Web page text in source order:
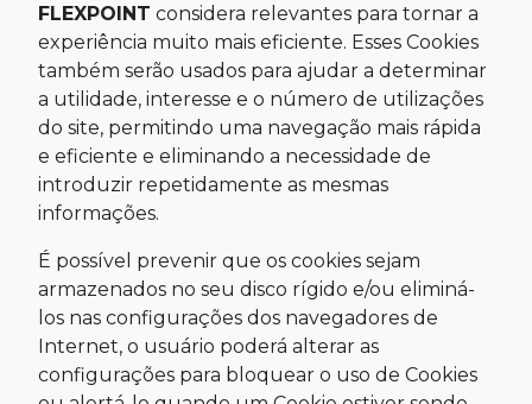
FLEXPOINT considera relevantes para tornar a
experiência muito mais eficiente. Esses Cookies
também serão usados para ajudar a determinar
a utilidade, interesse e o número de utilizações
do site, permitindo uma navegação mais rápida
e eficiente e eliminando a necessidade de
introduzir repetidamente as mesmas
informações.
É possível prevenir que os cookies sejam
armazenados no seu disco rígido e/ou eliminá-
los nas configurações dos navegadores de
Internet, o usuário poderá alterar as
configurações para bloquear o uso de Cookies